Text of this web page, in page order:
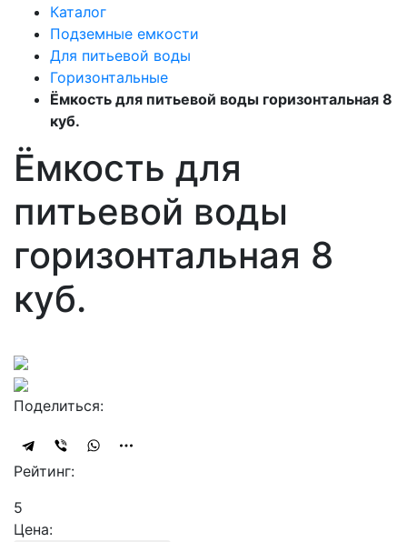
Каталог
Подземные емкости
Для питьевой воды
Горизонтальные
Ёмкость для питьевой воды горизонтальная 8
куб.
Ёмкость для
питьевой воды
горизонтальная 8
куб.
Поделиться:
Рейтинг:
5
Цена: